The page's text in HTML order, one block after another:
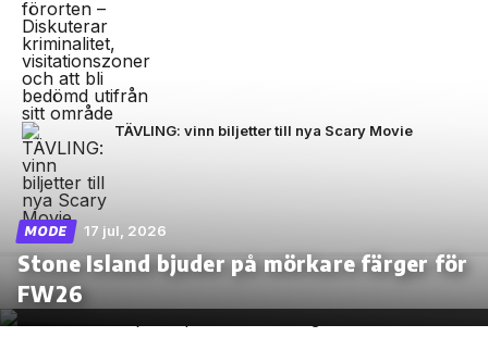
TÄVLING: vinn biljetter till nya Scary Movie
MODE 17 jul, 2026
Stone Island bjuder på mörkare färger för
FW26